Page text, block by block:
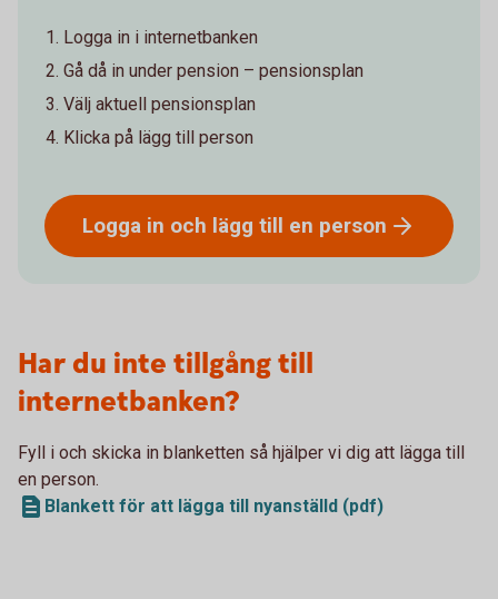
Logga in i internetbanken
Gå då in under pension – pensionsplan
Välj aktuell pensionsplan
Klicka på lägg till person
Logga in och lägg till en person
Har du inte tillgång till
internetbanken?
Fyll i och skicka in blanketten så hjälper vi dig att lägga till
en person.
Blankett för att lägga till nyanställd (pdf)